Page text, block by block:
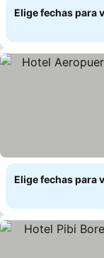
Elige fechas para
Elige fechas para